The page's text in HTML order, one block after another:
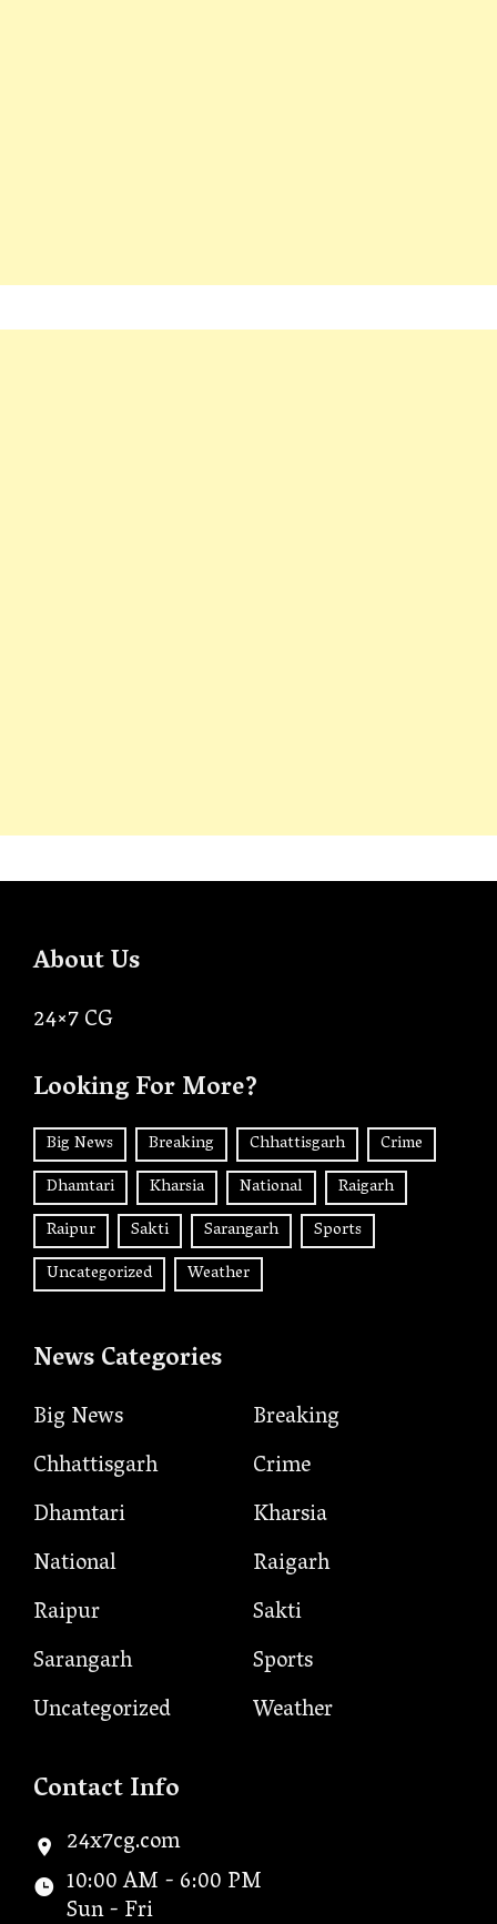
About Us
24×7 CG
Looking For More?
Big News Breaking Chhattisgarh
Crime
Dhamtari
Kharsia National
Raigarh
Raipur
Sakti Sarangarh
Sports
Uncategorized
Weather
News Categories
Big News
Breaking
Chhattisgarh
Crime
Dhamtari
Kharsia
National
Raigarh
Raipur
Sakti
Sarangarh
Sports
Uncategorized
Weather
Contact Info
24x7cg.com
10:00 AM - 6:00 PM
Sun - Fri